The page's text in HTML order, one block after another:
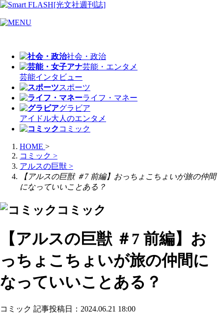
社会・政治
芸能・エンタメ
芸能インタビュー
スポーツ
ライフ・マネー
グラビア
アイドル大人のエンタメ
コミック
HOME >
コミック >
アルスの巨獣 >
【アルスの巨獣 ＃7 前編】おっちょこちょいが旅の仲間
になっていいことある？
コミック
【アルスの巨獣 ＃7 前編】お
っちょこちょいが旅の仲間に
なっていいことある？
コミック 記事投稿日：2024.06.21 18:00